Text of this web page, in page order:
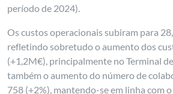
período de 2024).
Os custos operacionais subiram para
refletindo sobretudo o aumento dos
(+1,2M€), principalmente no Terminal
também o aumento do número de
758 (+2%), mantendo-se em linha com